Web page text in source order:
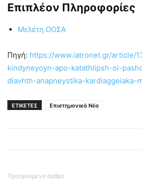
Επιπλέον Πληροφορίες
Μελέτη ΟΟΣΑ
Πηγή: https://www.iatronet.gr/article/
kindyneyoyn-apo-katathlipsh-oi-
diavhth-anapneystika-kardiaggeiaka-
ΕΤΙΚΕΤΕΣ Επιστημονικά Νέα
Προηγούμενο άρθρο